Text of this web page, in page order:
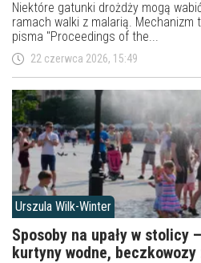
Niektóre gatunki drożdży mogą
ramach walki z malarią. Mechanizm
pisma "Proceedings of the...
22 czerwca 2026, 15:49
Urszula Wilk-Winter
Sposoby na upały w stolicy
kurtyny wodne, beczkowozy